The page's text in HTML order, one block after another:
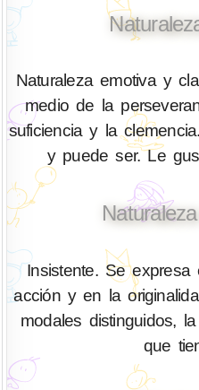
Naturaleza emotiva y
medio de la
suficiencia y la
y puede ser. Le
Insistente. Se
acción y en la
modales distinguidos,
que